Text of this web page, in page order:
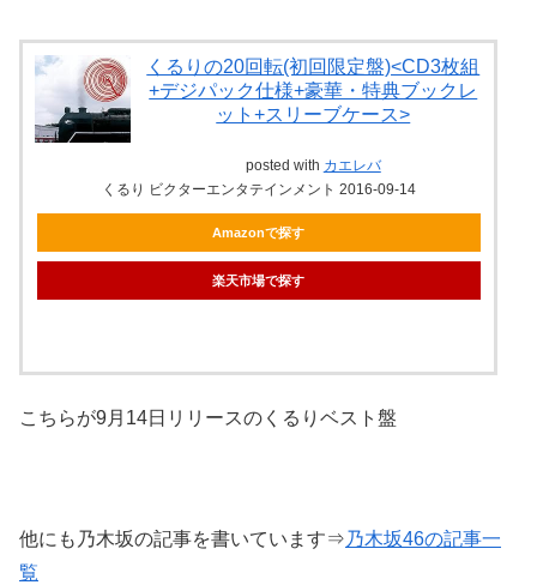
くるりの20回転(初回限定盤)<CD3枚組
+デジパック仕様+豪華・特典ブックレ
ット+スリーブケース>
posted with カエレバ
くるり ビクターエンタテインメント 2016-09-14
Amazonで探す
楽天市場で探す
こちらが9月14日リリースのくるりベスト盤
他にも乃木坂の記事を書いています⇒乃木坂46の記事一
覧